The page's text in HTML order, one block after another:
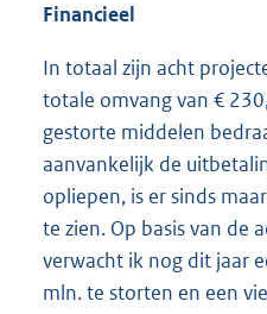
Financieel
In totaal zijn acht
totale omvang van €
gestorte middelen
aanvankelijk de
opliepen, is er sinds
te zien. Op basis van de
verwacht ik nog dit jaar
mln. te storten en een